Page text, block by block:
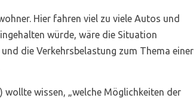
Hier fahren viel zu viele Autos und
würde, wäre die Situation
die Verkehrsbelastung zum Thema einer
wollte wissen, „welche Möglichkeiten der